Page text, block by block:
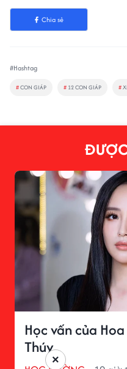
Chia sẻ
#Hashtag
#CON GIÁP # 12 CON GIÁP #
Học vấn của
Thúy
×